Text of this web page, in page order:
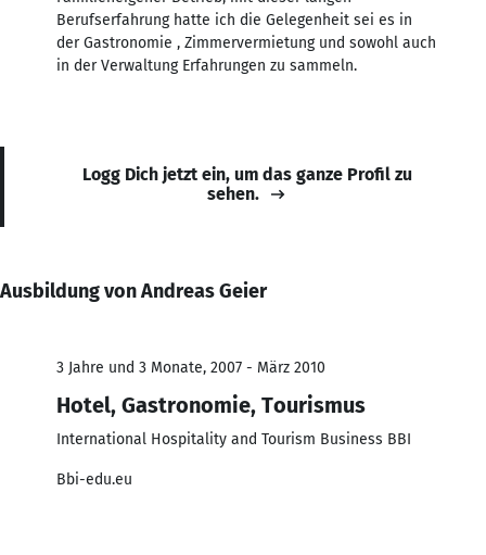
Berufserfahrung hatte ich die Gelegenheit sei es in
der Gastronomie , Zimmervermietung und sowohl auch
in der Verwaltung Erfahrungen zu sammeln.
Logg Dich jetzt ein, um das ganze Profil zu
sehen.
Ausbildung von Andreas Geier
3 Jahre und 3 Monate, 2007 - März 2010
Hotel, Gastronomie, Tourismus
International Hospitality and Tourism Business BBI
Bbi-edu.eu